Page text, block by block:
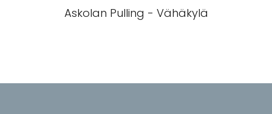
Askolan Pulling - Vähäkylä